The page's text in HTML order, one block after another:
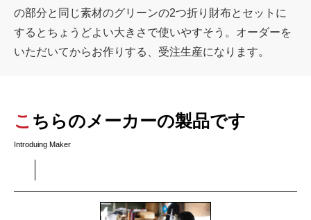
の部分と同じ素材のグリーンの2つ折り財布とセットに
するとちょうどよい大きさで使いやすそう。オーダーを
いただいてからお作りする、受注生産になります。
こちらのメーカーの製品です
Introduing Maker